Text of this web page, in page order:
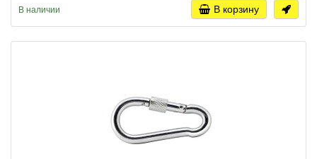
В наличии В корзину